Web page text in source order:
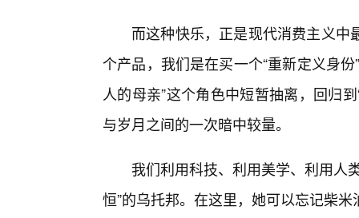
而这种快乐，正是现代消费主义
个产品，我们是在买一个“重新定义身
人的母亲”这个角色中短暂抽离，回归
与岁月之间的一次暗中较量。
我们利用科技、利用美学、利用人
恒”的乌托邦。在这里，她可以忘记柴